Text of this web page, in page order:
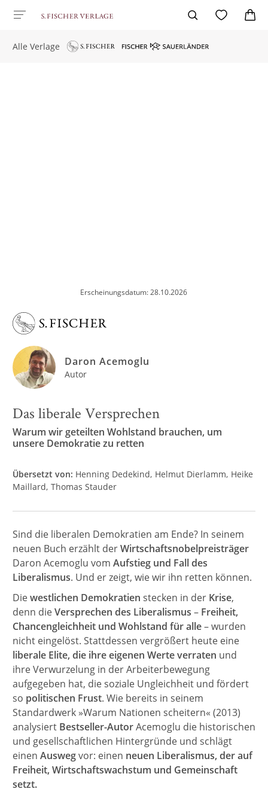
Alle Verlage
Erscheinungsdatum: 28.10.2026
Daron Acemoglu
Autor
Das liberale Versprechen
Warum wir geteilten Wohlstand brauchen, um
unsere Demokratie zu retten
Übersetzt von: Henning Dedekind Helmut Dierlamm Heike
Maillard Thomas Stauder
Sind die liberalen Demokratien am Ende? In seinem
neuen Buch erzählt derWirtschaftsnobelpreisträger
Daron Acemoglu vom Aufstieg und Fall des
Liberalismus. Und er zeigt, wie wir ihn retten können.
Diewestlichen Demokratien stecken in der Krise,
denn dieVersprechen des Liberalismus – Freiheit,
Chancengleichheit und Wohlstand für alle– wurden
nicht eingelöst. Stattdessen vergrößert heute eine
liberale Elite, die ihre eigenen Werte verraten und
ihre Verwurzelung in der Arbeiterbewegung
aufgegeben hat, die soziale Ungleichheit und fördert
so politischen Frust. Wie bereits in seinem
Standardwerk »Warum Nationen scheitern« (2013)
analysiert Bestseller-AutorAcemoglu die historischen
und gesellschaftlichen Hintergründe und schlägt
einen Auswegvor: einen neuen Liberalismus, der auf
Freiheit, Wirtschaftswachstum und Gemeinschaft
setzt.